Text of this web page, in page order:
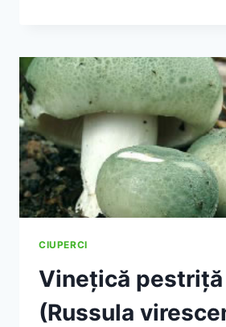
CIUPERCI
Vinețică pestriță
(Russula